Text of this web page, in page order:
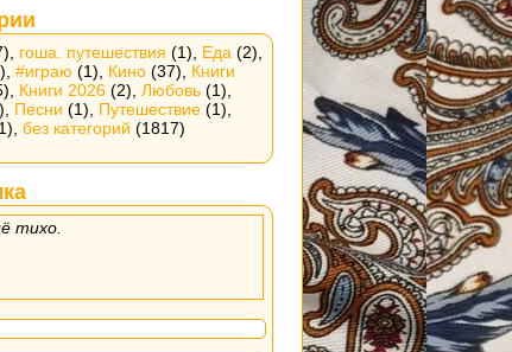
гоша. путешествия (1), Еда (2),
#играю (1), Кино (37), Книги
Книги 2026 (2), Любовь (1),
Песни (1), Путешествие (1),
без категорий (1817)
тихо.